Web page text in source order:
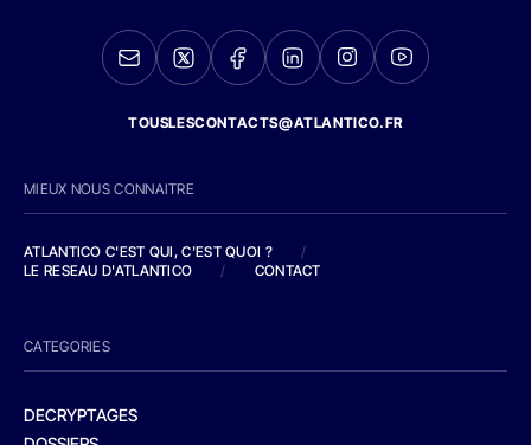
TOUSLESCONTACTS@ATLANTICO.FR
MIEUX NOUS CONNAITRE
ATLANTICO C'EST QUI, C'EST QUOI ?
/
LE RESEAU D'ATLANTICO
/ CONTACT
CATEGORIES
DECRYPTAGES